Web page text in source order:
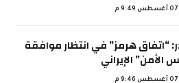
“اتفاق هرمز” في انتظار موافقة
الأمن” الإيراني